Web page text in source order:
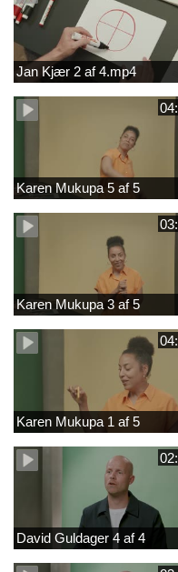
Jan Kjær 2 af 4.mp4
Karen Mukupa 5 af 5
Karen Mukupa 3 af 5
Karen Mukupa 1 af 5
David Guldager 4 af 4